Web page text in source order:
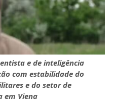
e de inteligência
com estabilidade do
e do setor de
em Viena